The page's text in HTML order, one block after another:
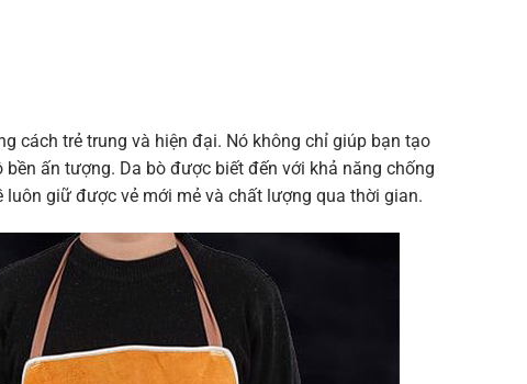
cách trẻ trung và hiện đại. Nó không chỉ giúp bạn tạo
ấn tượng. Da bò được biết đến với khả năng chống
giữ được vẻ mới mẻ và chất lượng qua thời gian.